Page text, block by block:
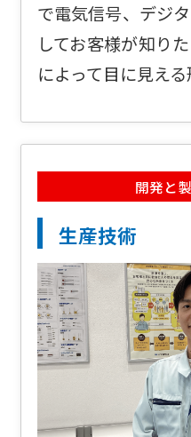
で電気信号、デジ
してお客様が知り
によって目に見える
生産技術
開発と